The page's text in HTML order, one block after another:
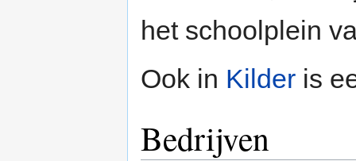
het schoolplein
Ook in Kilder is
Bedrijven